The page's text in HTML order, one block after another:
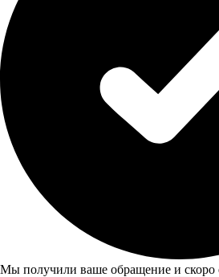
Мы получили ваше обращение и скоро